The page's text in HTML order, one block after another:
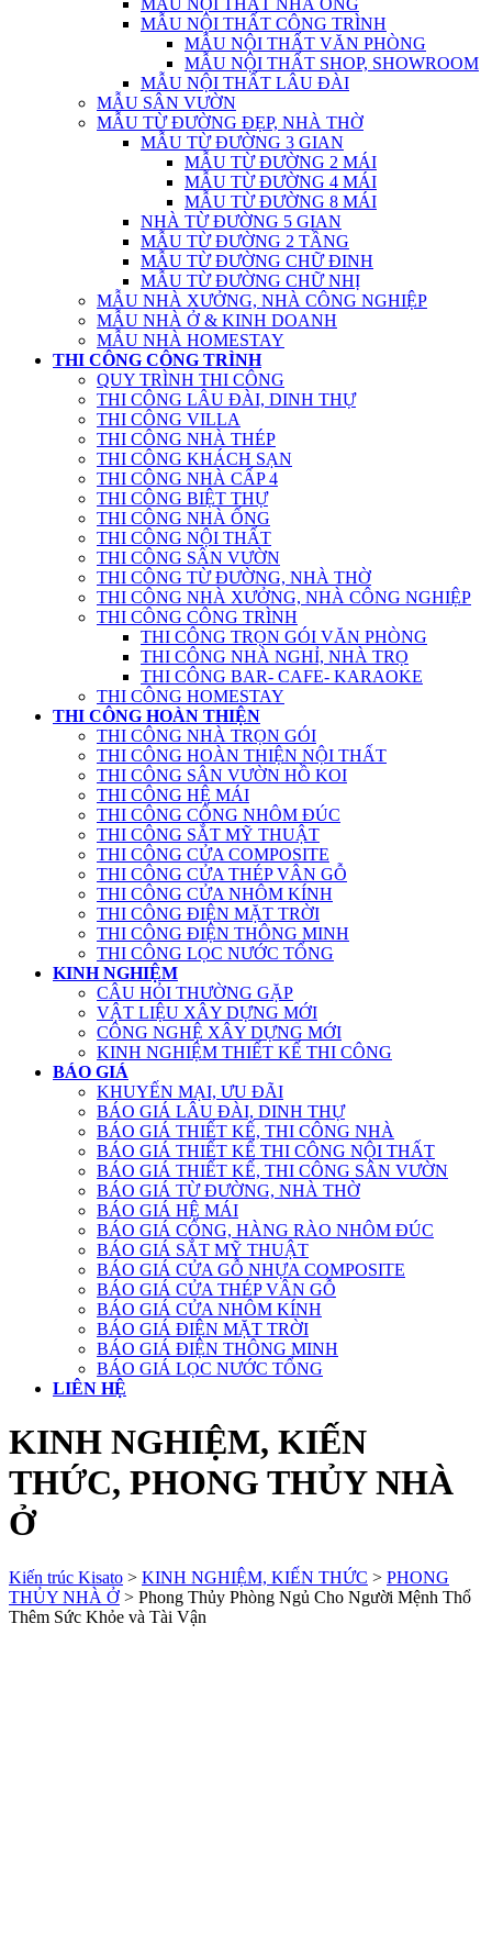
MẪU NỘI THẤT NHÀ ỐNG
MẪU NỘI THẤT CÔNG TRÌNH
MẪU NỘI THẤT VĂN PHÒNG
MẪU NỘI THẤT SHOP, SHOWROOM
MẪU NỘI THẤT LÂU ĐÀI
MẪU SÂN VƯỜN
MẪU TỪ ĐƯỜNG ĐẸP, NHÀ THỜ
MẪU TỪ ĐƯỜNG 3 GIAN
MẪU TỪ ĐƯỜNG 2 MÁI
MẪU TỪ ĐƯỜNG 4 MÁI
MẪU TỪ ĐƯỜNG 8 MÁI
NHÀ TỪ ĐƯỜNG 5 GIAN
MẪU TỪ ĐƯỜNG 2 TẦNG
MẪU TỪ ĐƯỜNG CHỮ ĐINH
MẪU TỪ ĐƯỜNG CHỮ NHỊ
MẪU NHÀ XƯỞNG, NHÀ CÔNG NGHIỆP
MẪU NHÀ Ở & KINH DOANH
MẪU NHÀ HOMESTAY
THI CÔNG CÔNG TRÌNH
QUY TRÌNH THI CÔNG
THI CÔNG LÂU ĐÀI, DINH THỰ
THI CÔNG VILLA
THI CÔNG NHÀ THÉP
THI CÔNG KHÁCH SẠN
THI CÔNG NHÀ CẤP 4
THI CÔNG BIỆT THỰ
THI CÔNG NHÀ ỐNG
THI CÔNG NỘI THẤT
THI CÔNG SÂN VƯỜN
THI CÔNG TỪ ĐƯỜNG, NHÀ THỜ
THI CÔNG NHÀ XƯỞNG, NHÀ CÔNG NGHIỆP
THI CÔNG CÔNG TRÌNH
THI CÔNG TRỌN GÓI VĂN PHÒNG
THI CÔNG NHÀ NGHỈ, NHÀ TRỌ
THI CÔNG BAR- CAFE- KARAOKE
THI CÔNG HOMESTAY
THI CÔNG HOÀN THIỆN
THI CÔNG NHÀ TRỌN GÓI
THI CÔNG HOÀN THIỆN NỘI THẤT
THI CÔNG SÂN VƯỜN HỒ KOI
THI CÔNG HỆ MÁI
THI CÔNG CỔNG NHÔM ĐÚC
THI CÔNG SẮT MỸ THUẬT
THI CÔNG CỬA COMPOSITE
THI CÔNG CỬA THÉP VÂN GỖ
THI CÔNG CỬA NHÔM KÍNH
THI CÔNG ĐIỆN MẶT TRỜI
THI CÔNG ĐIỆN THÔNG MINH
THI CÔNG LỌC NƯỚC TỔNG
KINH NGHIỆM
CÂU HỎI THƯỜNG GẶP
VẬT LIỆU XÂY DỰNG MỚI
CÔNG NGHỆ XÂY DỰNG MỚI
KINH NGHIỆM THIẾT KẾ THI CÔNG
BÁO GIÁ
KHUYẾN MẠI, ƯU ĐÃI
BÁO GIÁ LÂU ĐÀI, DINH THỰ
BÁO GIÁ THIẾT KẾ, THI CÔNG NHÀ
BÁO GIÁ THIẾT KẾ THI CÔNG NỘI THẤT
BÁO GIÁ THIẾT KẾ, THI CÔNG SÂN VƯỜN
BÁO GIÁ TỪ ĐƯỜNG, NHÀ THỜ
BÁO GIÁ HỆ MÁI
BÁO GIÁ CỔNG, HÀNG RÀO NHÔM ĐÚC
BÁO GIÁ SẮT MỸ THUẬT
BÁO GIÁ CỬA GỖ NHỰA COMPOSITE
BÁO GIÁ CỬA THÉP VÂN GỖ
BÁO GIÁ CỬA NHÔM KÍNH
BÁO GIÁ ĐIỆN MẶT TRỜI
BÁO GIÁ ĐIỆN THÔNG MINH
BÁO GIÁ LỌC NƯỚC TỔNG
LIÊN HỆ
KINH NGHIỆM, KIẾN
THỨC, PHONG THỦY NHÀ
Ở
Kiến trúc Kisato > KINH NGHIỆM, KIẾN THỨC > PHONG
THỦY NHÀ Ở > Phong Thủy Phòng Ngủ Cho Người Mệnh Thổ
Thêm Sức Khỏe và Tài Vận